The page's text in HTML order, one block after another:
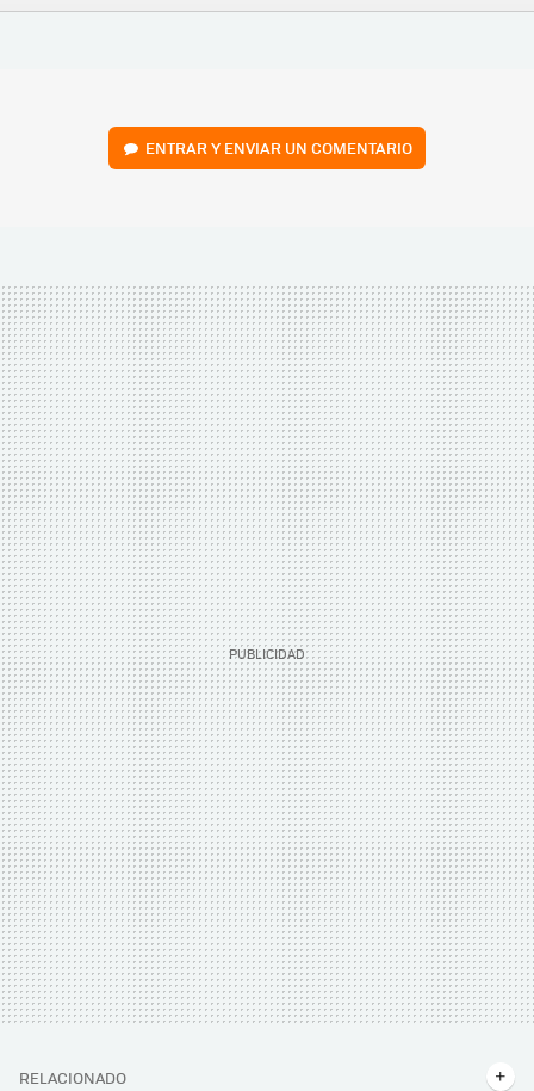
FACEBOOK
TWITTERFLIPBOARD
E-
WHATSAPP
ENTRAR Y ENVIAR UN COMENTARIO
RELACIONADO